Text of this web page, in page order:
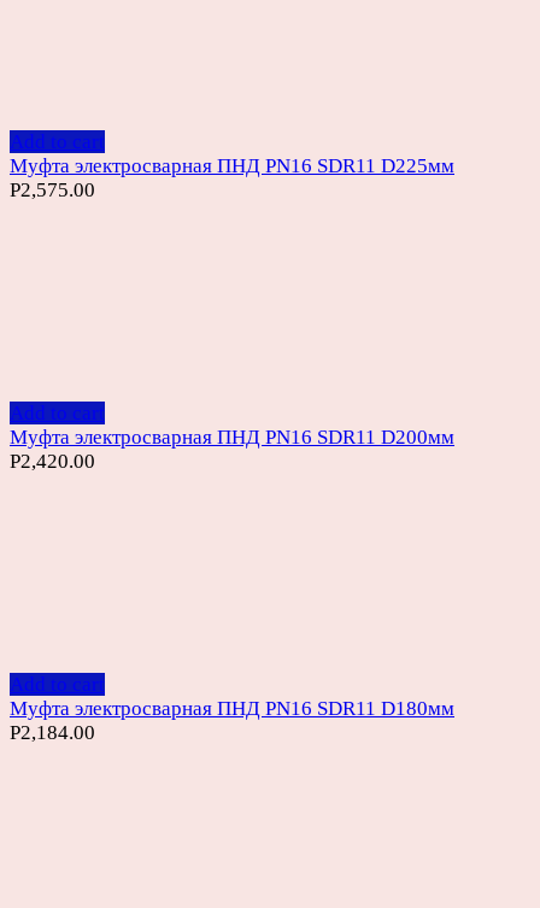
Add to cart
Муфта электросварная ПНД PN16 SDR11 D225мм
Р2,575.00
Add to cart
Муфта электросварная ПНД PN16 SDR11 D200мм
Р2,420.00
Add to cart
Муфта электросварная ПНД PN16 SDR11 D180мм
Р2,184.00